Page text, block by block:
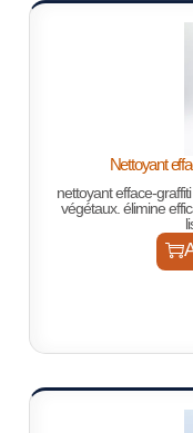
Nettoyant
nettoyant efface-
végétaux. élimine